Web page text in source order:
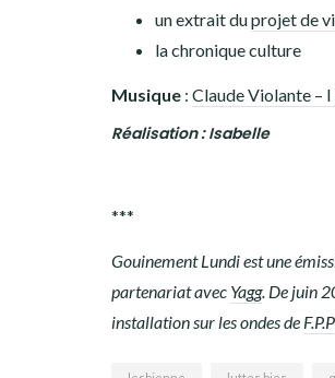
un extrait duprojet de
la chronique culture
Musique : Claude Violante –
Réalisation : Isabelle
***
Gouinement Lundi est une
partenariat avec Yagg. De juin
installation sur les ondes de F.P.P